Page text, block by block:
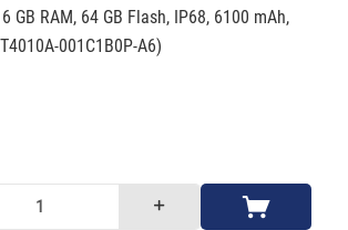
6 GB RAM, 64 GB Flash, IP68, 6100 mAh,
001C1B0P-A6)